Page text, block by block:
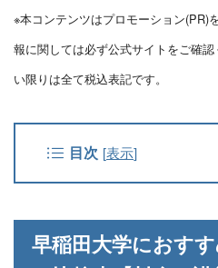
※本コンテンツはプロモーション(PR)
報に関しては必ず公式サイトをご確
い限りは全て税込表記です。
目次 [表示]
早稲田大学におす